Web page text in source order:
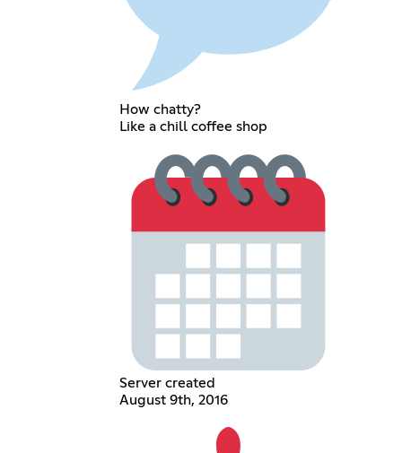
How chatty?
Like a chill coffee shop
Server created
August 9th, 2016